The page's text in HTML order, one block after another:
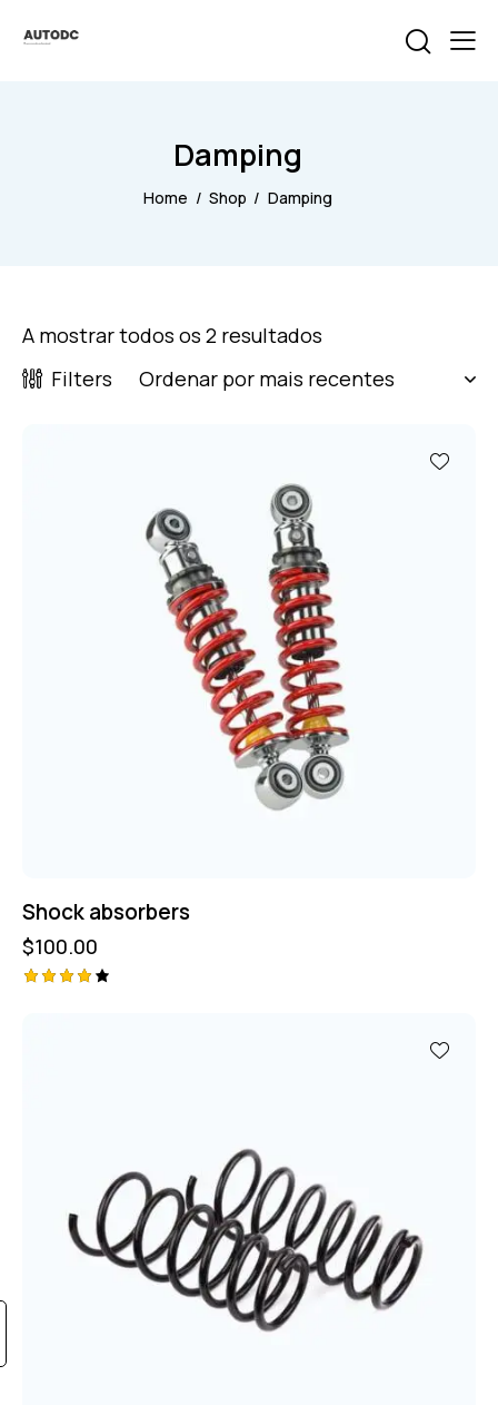
Damping
Home Shop Damping
A mostrar todos os 2 resultados
Filters
Shock absorbers
$100.00